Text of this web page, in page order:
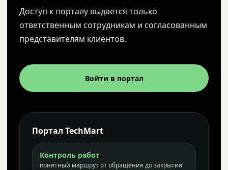
Доступ к порталу выдается только
ответственным сотрудникам и согласованным
представителям клиентов.
Войти в портал
Портал TechMart
Контроль работ
понятный маршрут от обращения до закрытия